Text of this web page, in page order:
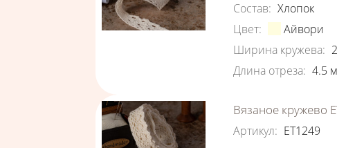
Состав: Хлопок
Цвет:
Айвори
Ширина кружева:
Длина отреза: 4.5 м
Вязаное кружево
Артикул: ЕТ1249